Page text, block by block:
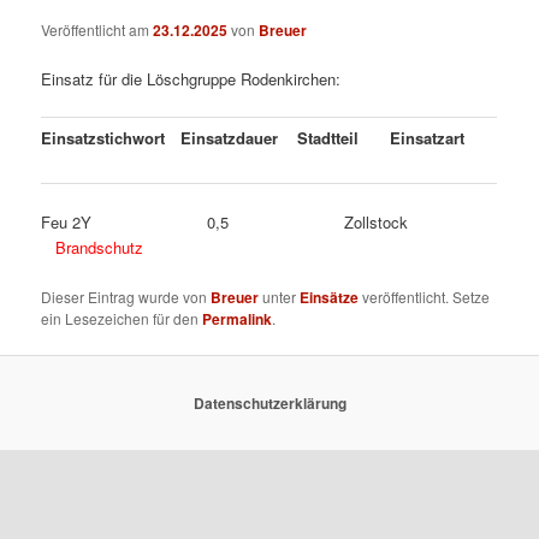
Veröffentlicht am23.12.2025von Breuer
Einsatz für die Löschgruppe Rodenkirchen:
Einsatzstichwort Einsatzdauer Stadtteil Einsatzart
Feu 2Y 0,5 Zollstock
Brandschutz
Dieser Eintrag wurde von Breuerunter Einsätzeveröffentlicht. Setze
ein Lesezeichen für den Permalink.
Datenschutzerklärung